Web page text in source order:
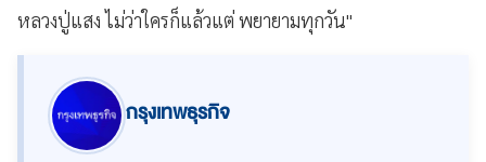
หลวงปู่แสง ไม่ว่าใครก็แล้วแต่ พยายามทุกวัน"
กรุงเทพธุรกิจ